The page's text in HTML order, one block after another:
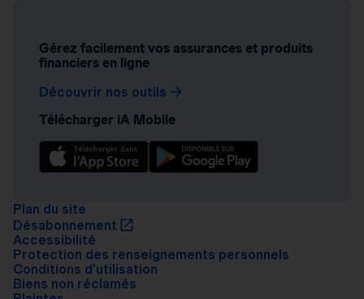
Gérez facilement vos assurances et produits
financiers en ligne
Découvrir nos outils
Télécharger iA Mobile
Plan du site
Désabonnement
Accessibilité
Protection des renseignements personnels
Conditions d’utilisation
Biens non réclamés